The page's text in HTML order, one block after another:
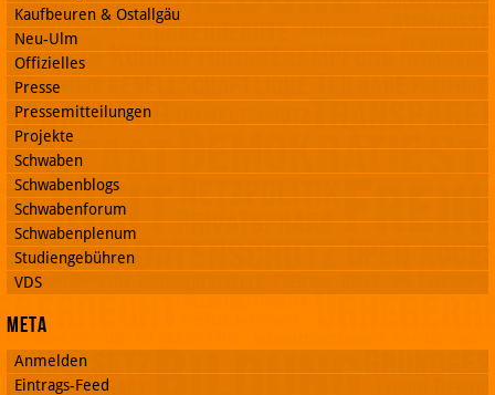
Kaufbeuren & Ostallgäu
Neu-Ulm
Offizielles
Presse
Pressemitteilungen
Projekte
Schwaben
Schwabenblogs
Schwabenforum
Schwabenplenum
Studiengebühren
VDS
Meta
Anmelden
Eintrags-Feed